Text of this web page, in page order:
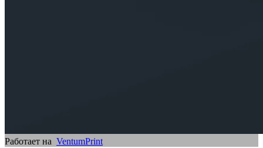
Работает на VentumPrint